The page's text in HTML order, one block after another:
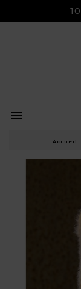
100%

Accueil